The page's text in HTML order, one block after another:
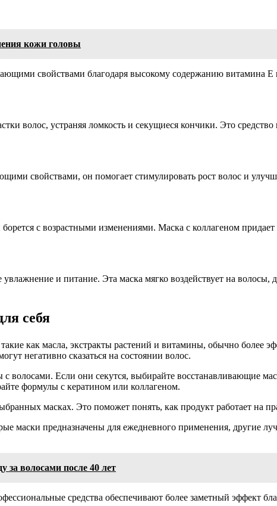
кожи головы
свойствами благодаря высокому содержанию витамина
волос, устраняя ломкость и секущиеся кончики. Это
свойствами, он помогает стимулировать рост волос и
с возрастными изменениями. Маска с коллагеном
и питание. Эта маска мягко воздействует на
себя
как масла, экстракты растений и витамины, обычно более
негативно сказаться на состоянии волос.
волосами. Если они секутся, выбирайте восстанавливающие
формулы с кератином или коллагеном.
масках. Это поможет понять, как продукт работает на
маски предназначены для ежедневного применения, другие
за волосами после 40 лет
средства обеспечивают более заметный эффект